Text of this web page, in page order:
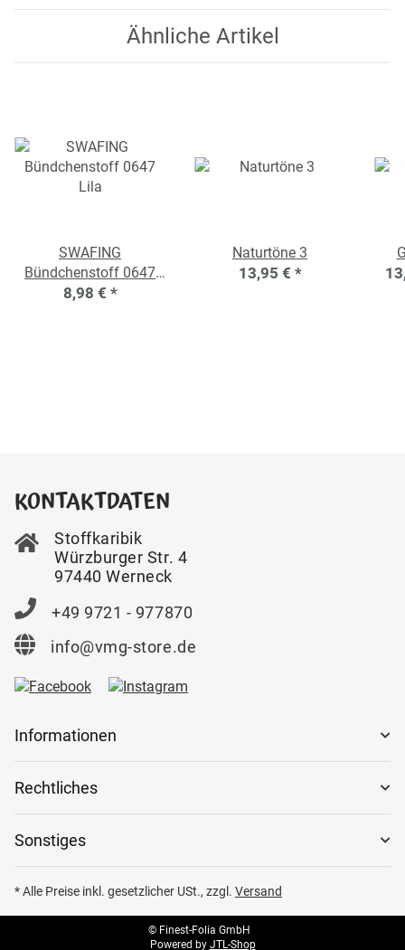
Ähnliche Artikel
SWAFING
Bündchenstoff 0647
Lila
8,98 € *
Naturtöne 3
13,95 € *
KONTAKTDATEN
Stoffkaribik
Würzburger Str. 4
97440 Werneck
+49 9721 - 977870
info@vmg-store.de
Informationen
Rechtliches
Sonstiges
* Alle Preise inkl. gesetzlicher USt., zzgl. Versand
© Finest-Folia GmbH
Powered by JTL-Shop